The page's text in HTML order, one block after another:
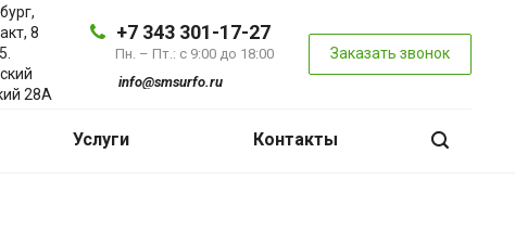
+7 343 301-17-27
Пн. – Пт.: с 9:00 до 18:00
info@smsurfo.ru
Заказать звонок
8
28А
Услуги Контакты